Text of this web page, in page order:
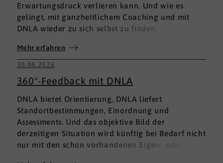
Erwartungsdruck verlieren kann. Und wie es
gelingt, mit ganzheitlichem Coaching und mit
DNLA wieder zu sich selbst zu finden.
Mehr erfahren
30.06.2026
360°-Feedback mit DNLA
DNLA bietet Orientierung, DNLA liefert
Standortbestimmungen, Einordnung und
Assessments. Und das objektive Bild der
derzeitigen Situation wird künftig bei Bedarf nicht
nur mit den schon vorhandenen Eigen- oder